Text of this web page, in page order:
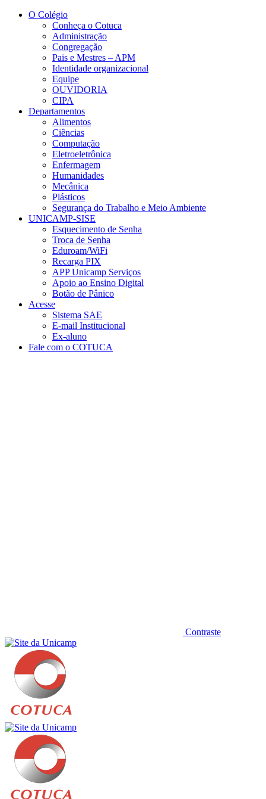
Conteúdo principal
O Colégio
Conheça o Cotuca
Administração
Congregação
Pais e Mestres – APM
Identidade organizacional
Equipe
OUVIDORIA
CIPA
Departamentos
Alimentos
Ciências
Computação
Eletroeletrônica
Enfermagem
Humanidades
Mecânica
Plásticos
Segurança do Trabalho e Meio Ambiente
UNICAMP-SISE
Esquecimento de Senha
Troca de Senha
Eduroam/WiFi
Recarga PIX
APP Unicamp Serviços
Apoio ao Ensino Digital
Botão de Pânico
Acesse
Sistema SAE
E-mail Institucional
Ex-aluno
Fale com o COTUCA
Contraste